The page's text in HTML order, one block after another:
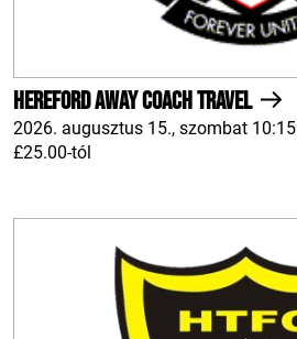
Hereford AWAY Coach Travel
2026. augusztus 15., szombat 10:15
£25.00-tól